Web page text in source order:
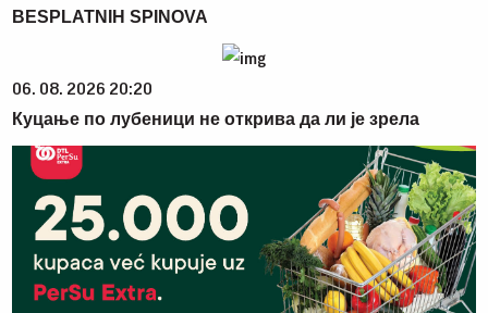
BESPLATNIH SPINOVA
06. 08. 2026 20:20
Куцање по лубеници не открива да ли је зрела